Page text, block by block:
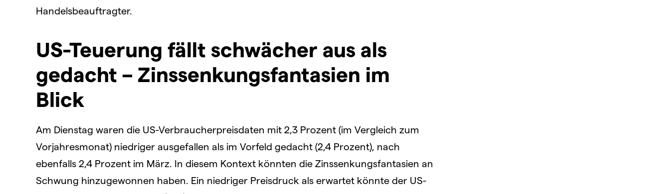
Handelsbeauftragter.
US-Teuerung fällt schwächer aus als
gedacht – Zinssenkungsfantasien im
Blick
Am Dienstag waren die US-Verbraucherpreisdaten mit 2,3 Prozent (im Vergleich zum
Vorjahresmonat) niedriger ausgefallen als im Vorfeld gedacht (2,4 Prozent), nach
ebenfalls 2,4 Prozent im März. In diesem Kontext könnten die Zinssenkungsfantasien an
Schwung hinzugewonnen haben. Ein niedriger Preisdruck als erwartet könnte der US-